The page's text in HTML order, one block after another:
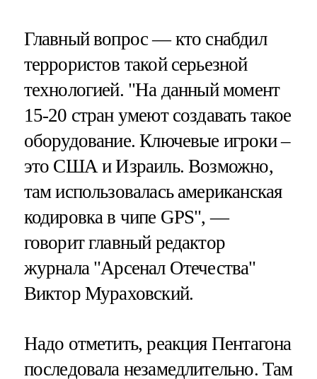
Главный вопрос — кто снабдил
террористов такой серьезной
технологией. "На данный момент
15-20 стран умеют создавать такое
оборудование. Ключевые игроки –
это США и Израиль. Возможно,
там использовалась американская
кодировка в чипе GPS", —
говорит главный редактор
журнала "Арсенал Отечества"
Виктор Мураховский.
Надо отметить, реакция Пентагона
последовала незамедлительно. Там